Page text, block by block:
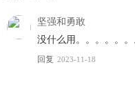
坚强和勇敢
没什么用。。。。。。
回复 2023-11-18